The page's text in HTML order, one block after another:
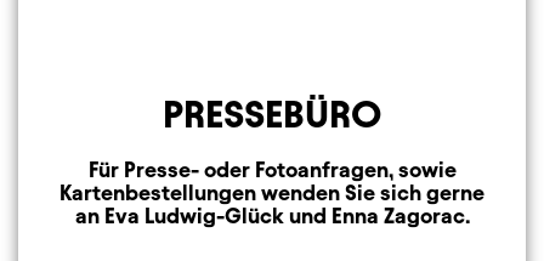
PRESSEBÜRO
Für Presse- oder Fotoanfragen, sowie
Kartenbestellungen wenden Sie sich gerne
an Eva Ludwig-Glück und Enna Zagorac.